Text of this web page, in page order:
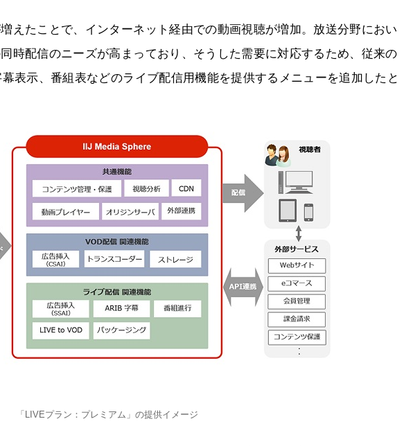
えたことで、インターネット経由での動画視聴が増加。放送分野におい
時配信のニーズが高まっており、そうした需要に対応するため、従来の
表示、番組表などのライブ配信用機能を提供するメニューを追加したと
「LIVEプラン：プレミアム」の提供イメージ